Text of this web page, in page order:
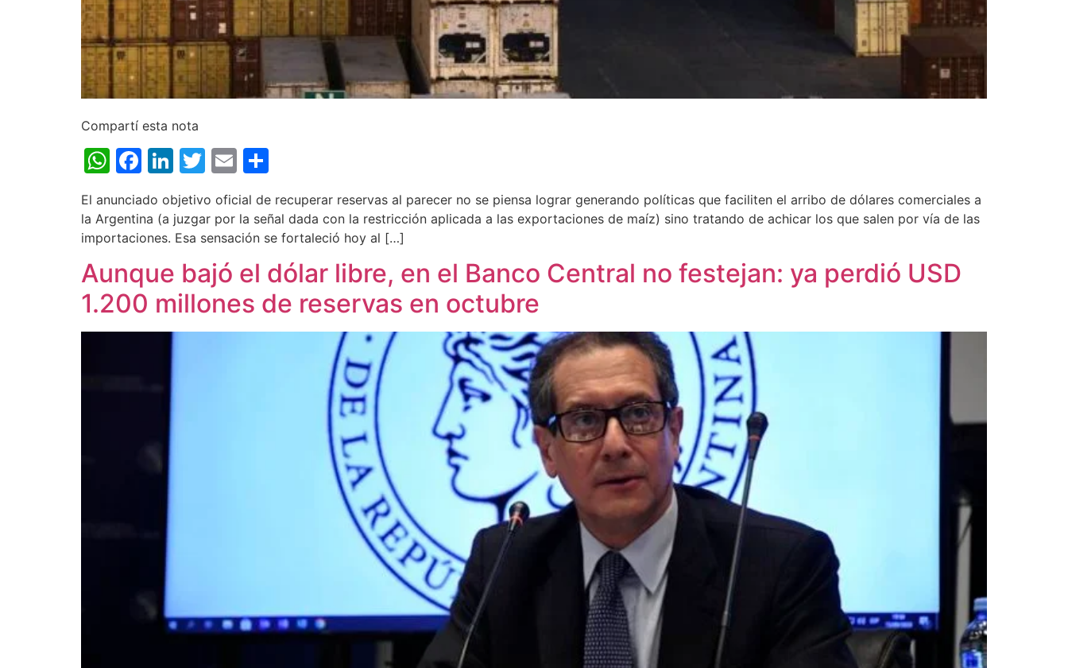
Compartí esta nota
WhatsApp
Facebook
LinkedIn
Twitter
Email
El anunciado objetivo oficial de recuperar reservas al parecer no se piensa lograr generando políticas que faciliten el arribo de dólares comerciales a
la Argentina (a juzgar por la señal dada con la restricción aplicada a las exportaciones de maíz) sino tratando de achicar los que salen por vía de las
importaciones. Esa sensación se fortaleció hoy al […]
Aunque bajó el dólar libre, en el Banco Central no festejan: ya perdió USD
1.200 millones de reservas en octubre